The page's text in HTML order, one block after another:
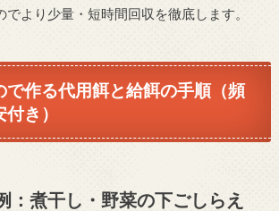
より少量・短時間回収を徹底します。
で作る代用餌と給餌の手順（頻
き）
：煮干し・野菜の下ごしらえ